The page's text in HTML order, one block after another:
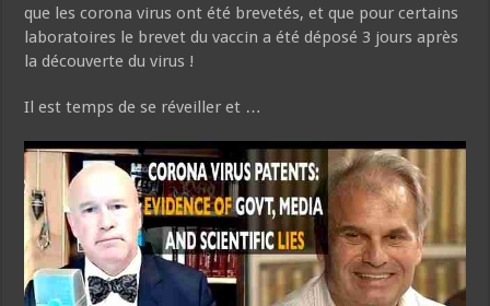
que les corona virus ont été brevetés, et que pour certains
laboratoires le brevet du vaccin a été déposé 3 jours après
la découverte du virus !
Il est temps de se réveiller et …